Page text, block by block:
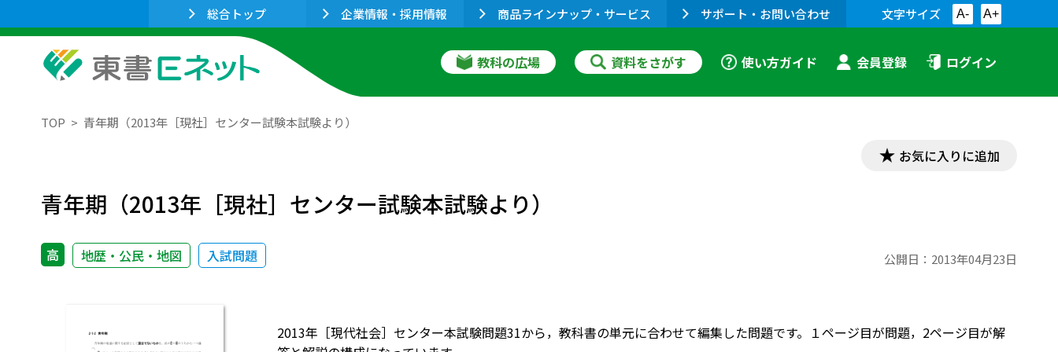
総合トップ 企業情報・採用情報 商品ラインナップ・サービス サポート・お問い合わせ 文字サイズ A- A+
教科の広場 資料をさがす 使い方ガイド 会員登録 ログイン
TOP 青年期（2013年［現社］センター試験本試験より）
お気に入りに追加
青年期（2013年［現社］センター試験本試験より）
高 地歴・公民・地図 入試問題 公開日： 2013年04月23日
2013年［現代社会］センター本試験問題31から，教科書の単元に合わせて編集した問題です。１ページ目が問題，2ページ目が解